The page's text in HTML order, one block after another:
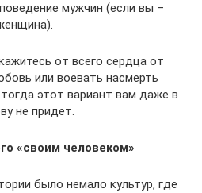
мужчин (если вы –
от всего сердца от
или воевать насмерть
этот вариант вам даже в
не придет.
«своим человеком»
было немало культур, где